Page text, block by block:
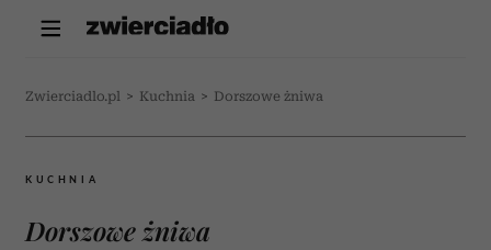
Zwierciadlo.pl > Kuchnia > Dorszowe żniwa
KUCHNIA
Dorszowe żniwa